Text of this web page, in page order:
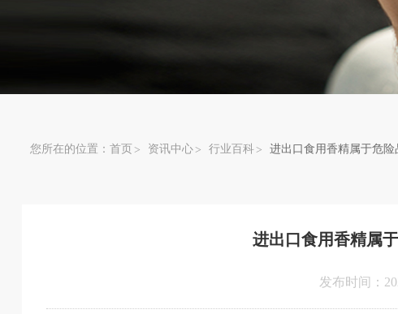
您所在的位置： 首页 资讯中心 行业百科 进出口食用香精属于危险
进出口食用香精属
发布时间：